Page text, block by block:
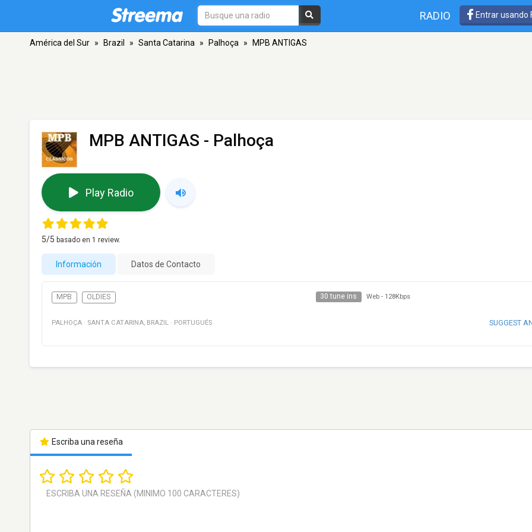
RADIO Entrar usando
América del Sur » Brazil » Santa Catarina » Palhoça » MPB ANTIGAS
MPB ANTIGAS - Palhoça
Play Radio
5/5 basado en 1 review.
Información Datos de Contacto
MPB OLDIES 30 tune ins Web - 128Kbps
PALHOÇA · SANTA CATARINA, BRAZIL · PORTUGUÉS SUGGEST
Escriba una reseña